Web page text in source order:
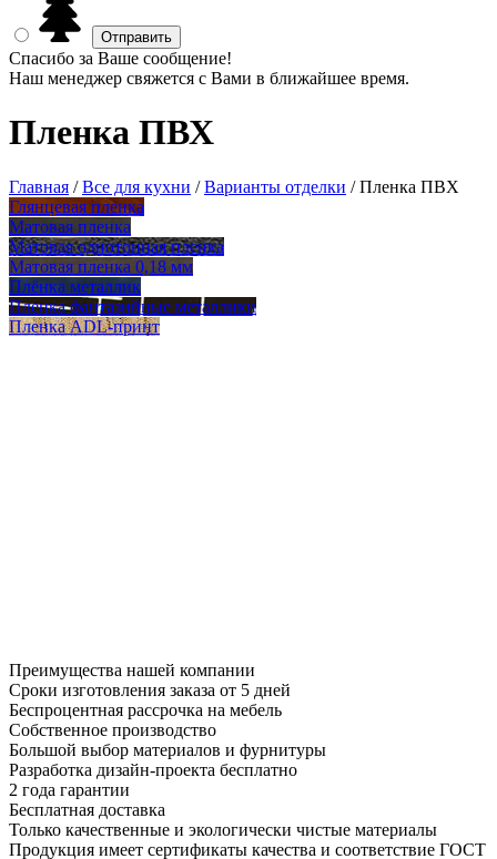
Спасибо за Ваше сообщение!
Наш менеджер свяжется с Вами в ближайшее время.
Пленка ПВХ
Главная /Все для кухни /Варианты отделки /Пленка ПВХ
Глянцевая пленка
Матовая пленка
Матовая однотонная пленка
Матовая пленка 0,18 мм
Плёнка металлик
Пленка фантазийные металлики
Пленка ADL-принт
Преимущества нашей компании
Сроки изготовления заказа от 5 дней
Беспроцентная рассрочка на мебель
Собственное производство
Большой выбор материалов и фурнитуры
Разработка дизайн-проекта бесплатно
2 года гарантии
Бесплатная доставка
Только качественные и экологически чистые материалы
Продукция имеет сертификаты качества и соответствие ГОСТ